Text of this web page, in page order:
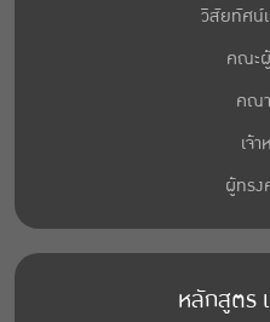
วิสัยทัศน์
คณะ
คณ
เจ้
ผู้ทร
หลักสูตร